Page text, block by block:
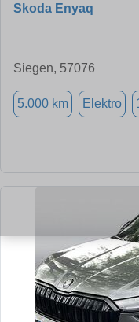
Skoda Enyaq
Siegen, 57076
5.000 km Elektro